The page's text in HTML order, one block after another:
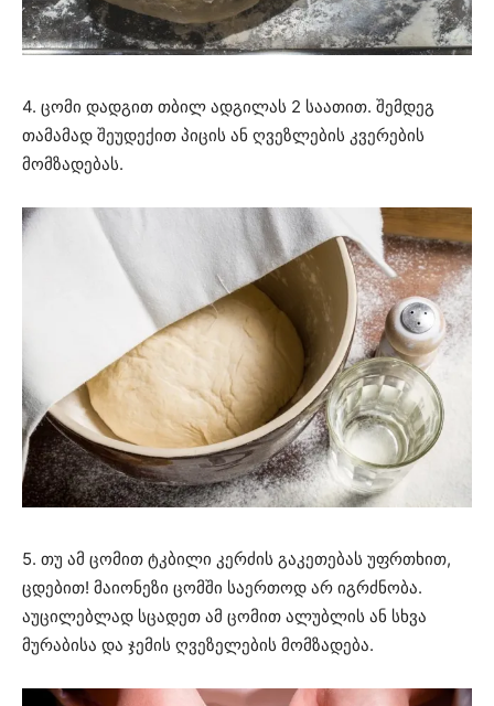
4. ცომი დადგით თბილ ადგილას 2 საათით. შემდეგ
თამამად შეუდექით პიცის ან ღვეზლების კვერების
მომზადებას.
5. თუ ამ ცომით ტკბილი კერძის გაკეთებას უფრთხით,
ცდებით! მაიონეზი ცომში საერთოდ არ იგრძნობა.
აუცილებლად სცადეთ ამ ცომით ალუბლის ან სხვა
მურაბისა და ჯემის ღვეზელების მომზადება.